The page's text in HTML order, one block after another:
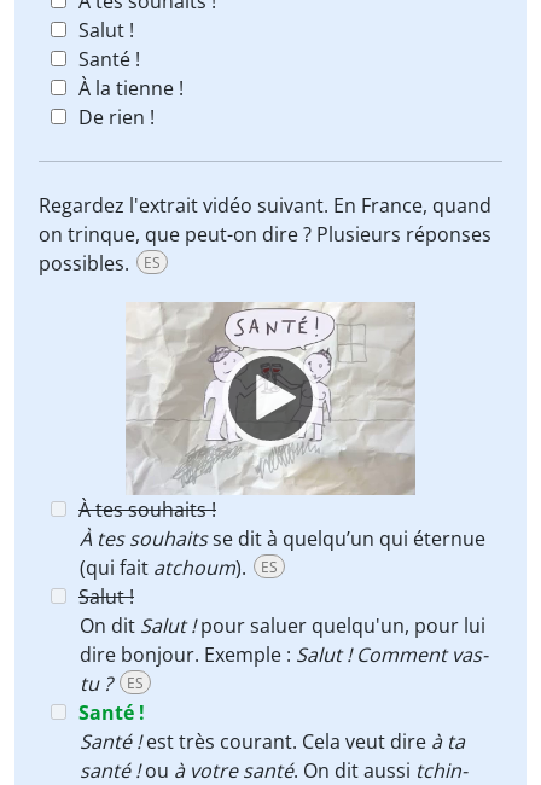
Salut !
Santé !
À la tienne !
De rien !
Regardez l'extrait vidéo suivant. En France, quand
on trinque, que peut-on dire ? Plusieurs réponses
possibles.
ES
Video
Player
À tes souhaits !
À tes souhaitsse dit à quelqu’un qui éternue
(qui fait atchoum). ES
Salut !
On dit Salut !pour saluer quelqu'un, pour lui
dire bonjour. Exemple : Salut ! Comment vas-
tu ?
ES
Santé !
Santé !est très courant. Cela veut dire à ta
santé !ou à votre santé. On dit aussi tchin-